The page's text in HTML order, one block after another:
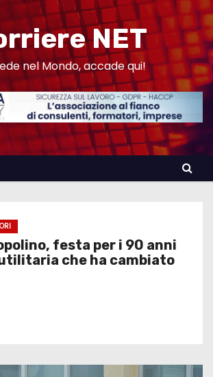
NET
nel Mondo, accade qui!
festa per i 90 anni
che ha cambiato